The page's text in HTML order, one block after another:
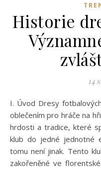
Historie
14
I. Úvod Dresy fotbalových klubů jsou mnohem víc než jen
oblečením pro hráče na
hrdosti a tradice, které
klub do jedné jednotné
tomu není jinak. Tento
zakořeněné ve